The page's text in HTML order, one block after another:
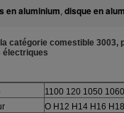
en aluminium, disque en
catégorie comestible 3003,
électriques
1100 120 1050
O H12 H14 H16 H18